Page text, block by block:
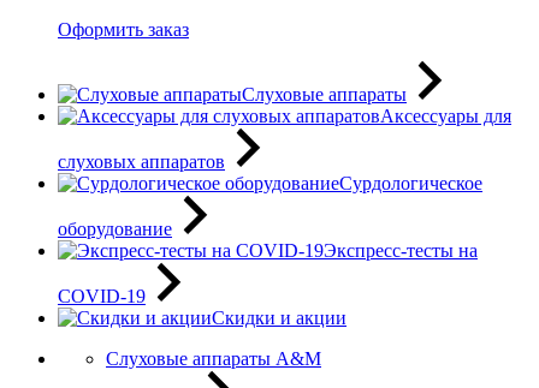
Оформить заказ
Слуховые аппараты
Аксессуары для
слуховых аппаратов
Сурдологическое
оборудование
Экспресс-тесты на
COVID-19
Скидки и акции
Слуховые аппараты A&M